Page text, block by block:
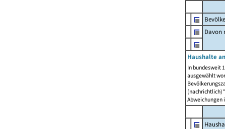
Davon
Haushalte
In bundesweit
ausgewählt
Abweichungen